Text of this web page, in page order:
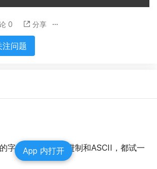
0 分享
注问题
字符集不对， 二进制和ASCII，都试一
App 内打开